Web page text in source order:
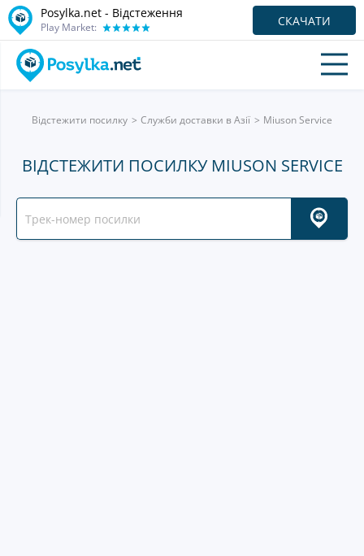
Posylka.net - Відстеження
Play Market: СКАЧАТИ
Відстежити посилку Служби доставки в Азії Miuson Service
ВІДСТЕЖИТИ ПОСИЛКУ MIUSON SERVICE